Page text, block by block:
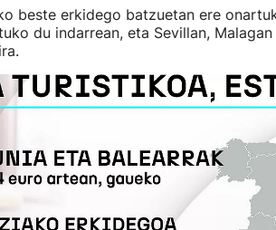
beste erkidego batzuetan ere
du indarrean, eta Sevillan,